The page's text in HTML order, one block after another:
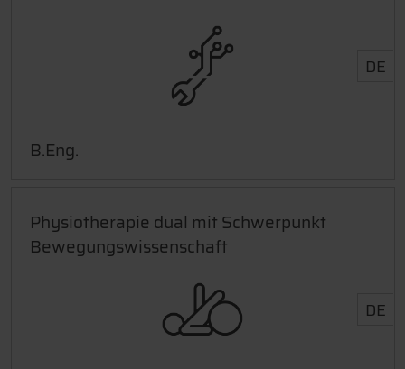
DE
B.Eng.
Physiotherapie dual mit Schwerpunkt
Bewegungswissenschaft
DE